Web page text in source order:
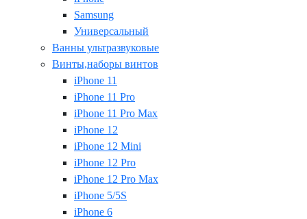
Samsung
Универсальный
Ванны ультразвуковые
Винты,наборы винтов
iPhone 11
iPhone 11 Pro
iPhone 11 Pro Max
iPhone 12
iPhone 12 Mini
iPhone 12 Pro
iPhone 12 Pro Max
iPhone 5/5S
iPhone 6